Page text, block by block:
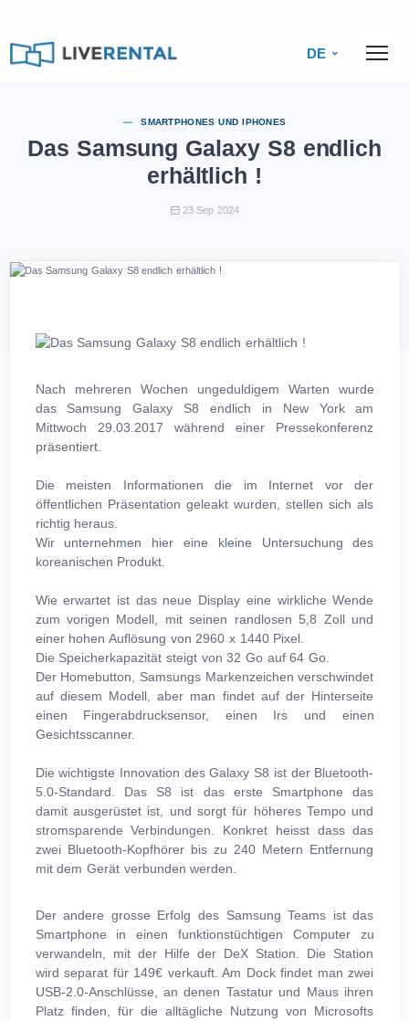
DE
SMARTPHONES UND IPHONES
Das Samsung Galaxy S8 endlich
erhältlich !
23 Sep 2024
Nach mehreren Wochen ungeduldigem Warten wurde
das Samsung Galaxy S8 endlich in New York am
Mittwoch 29.03.2017 während einer Pressekonferenz
präsentiert.
Die meisten Informationen die im Internet vor der
öffentlichen Präsentation geleakt wurden, stellen sich als
richtig heraus.
Wir unternehmen hier eine kleine Untersuchung des
koreanischen Produkt.
Wie erwartet ist das neue Display eine wirkliche Wende
zum vorigen Modell, mit seinen randlosen 5,8 Zoll und
einer hohen Auflösung von 2960 x 1440 Pixel.
Die Speicherkapazität steigt von 32 Go auf 64 Go.
Der Homebutton, Samsungs Markenzeichen verschwindet
auf diesem Modell, aber man findet auf der Hinterseite
einen Fingerabdrucksensor, einen Irs und einen
Gesichtsscanner.
Die wichtigste Innovation des Galaxy S8 ist der Bluetooth-
5.0-Standard. Das S8 ist das erste Smartphone das
damit ausgerüstet ist, und sorgt für höheres Tempo und
stromsparende Verbindungen. Konkret heisst dass das
zwei Bluetooth-Kopfhörer bis zu 240 Metern Entfernung
mit dem Gerät verbunden werden.
Der andere grosse Erfolg des Samsung Teams ist das
Smartphone in einen funktionstüchtigen Computer zu
verwandeln, mit der Hilfe der DeX Station. Die Station
wird separat für 149€ verkauft. Am Dock findet man zwei
USB-2.0-Anschlüsse, an denen Tastatur und Maus ihren
Platz finden, für die alltägliche Nutzung von Microsofts